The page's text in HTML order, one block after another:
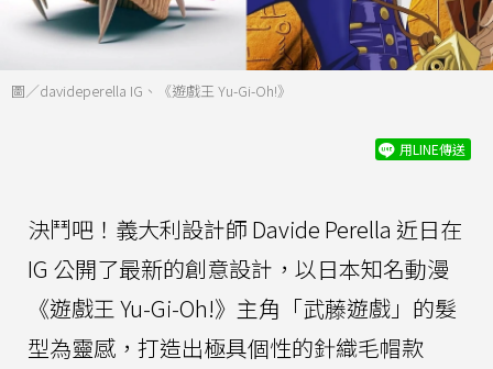
圖／davideperella IG、《遊戲王 Yu-Gi-Oh!》
用LINE傳送
決鬥吧！義大利設計師 Davide Perella 近日在
IG 公開了最新的創意設計，以日本知名動漫
《遊戲王 Yu-Gi-Oh!》主角「武藤遊戲」的髮
型為靈感，打造出極具個性的針織毛帽款